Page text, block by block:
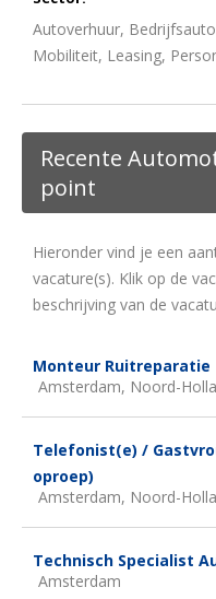
Autoverhuur,
Mobiliteit, Leasing,
Recente
point
Hieronder vind je een
vacature(s). Klik op de
beschrijving van de
Monteur Ruitreparatie
Amsterdam, Noord-
Telefonist(e) /
oproep)
Amsterdam, Noord-
Technisch Specialist
Amsterdam